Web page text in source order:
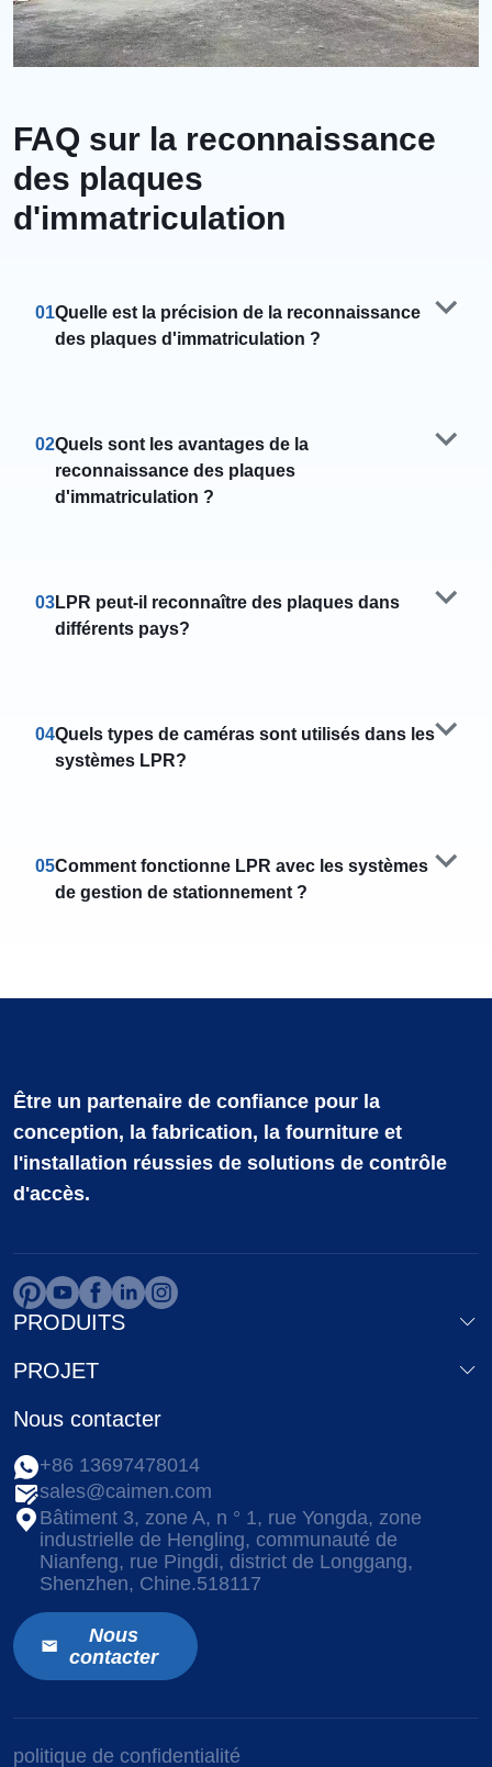
FAQ sur la reconnaissance
des plaques
d'immatriculation
01Quelle est la précision de la reconnaissance
des plaques d'immatriculation ?
02Quels sont les avantages de la
reconnaissance des plaques
d'immatriculation ?
03LPR peut-il reconnaître des plaques dans
différents pays?
04Quels types de caméras sont utilisés dans les
systèmes LPR?
05Comment fonctionne LPR avec les systèmes
de gestion de stationnement ?
Être un partenaire de confiance pour la
conception, la fabrication, la fourniture et
l'installation réussies de solutions de contrôle
d'accès.
PRODUITS
PROJET
Nous contacter
+86 13697478014
sales@caimen.com
Bâtiment 3, zone A, n ° 1, rue Yongda, zone
industrielle de Hengling, communauté de
Nianfeng, rue Pingdi, district de Longgang,
Shenzhen, Chine.518117
Nous
contacter
politique de confidentialité